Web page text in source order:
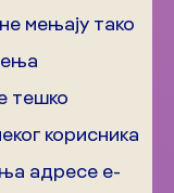
мењају тако
тешко
корисника
адресе е-